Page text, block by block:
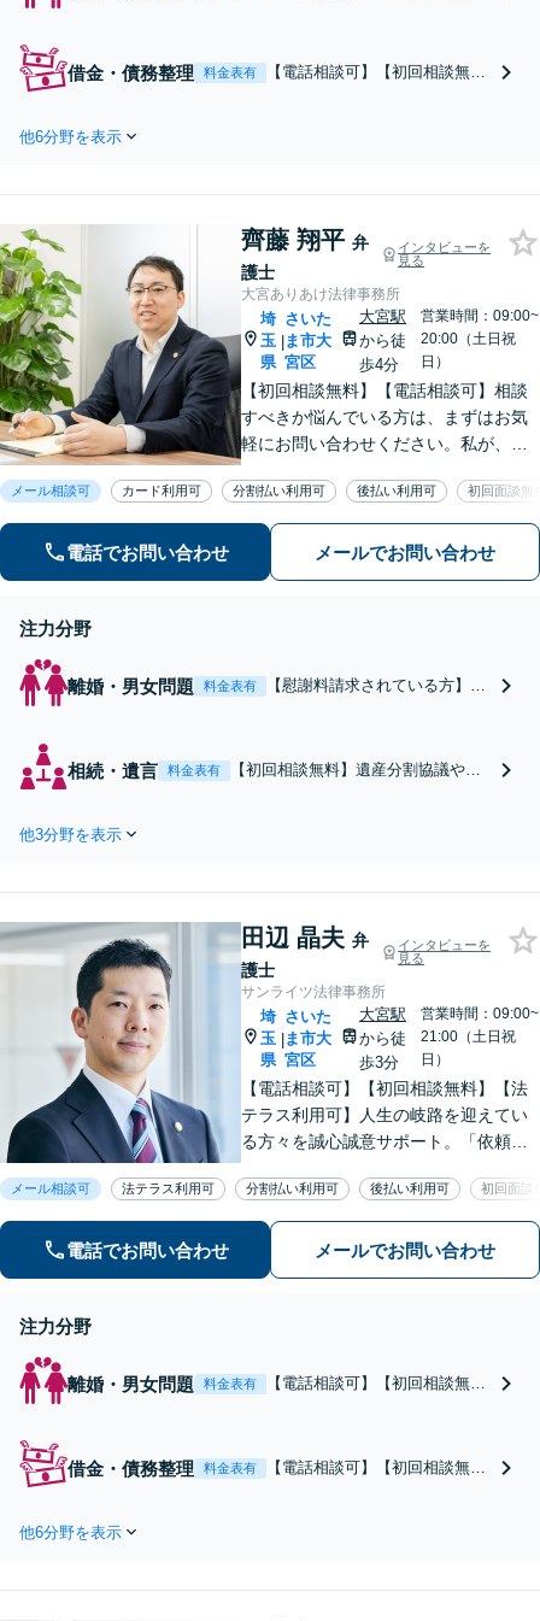
目指します。住宅ローンが絡む
財産分与／親権・面会交流／不
借金・債務整理 料金表有
【電話相談可】【初回相談無
をストップ。対話によりベスト
人破産も実績多数【完全個室】
【大宮駅3分】
他6分野を表示
齊藤 翔平 弁
護士
インタビューを
見る
大宮ありあけ法律事務所
埼
玉
県
|
さいた
ま市大
宮区
大宮駅
から徒
歩4分
営業時間：09:00~
20:00（土日祝
日）
【初回相談無料】【電話相談可】相談
すべきか悩んでいる方は、まずはお気
軽にお問い合わせください。私が、お
務所ならではの機動力を生かし、最善
の結果を獲得できるように尽力いたし
メール相談可 カード利用可 分割払い利用可 後払い利用可 初回面談無
電話でお問い合わせ メールでお問い合わせ
注力分野
離婚・男女問題 料金表有
【慰謝料請求されている方】不
気持ちに配慮しつつ、適切な金
額になるように交渉いたしま
相続・遺言 料金表有
【初回相談無料】遺産分割協議や調
財産が不明な場合も調査から対応し
他3分野を表示
田辺 晶夫 弁
護士
インタビューを
見る
サンライツ法律事務所
埼
玉
県
|
さいた
ま市大
宮区
大宮駅
から徒
歩3分
営業時間：09:00~
21:00（土日祝
日）
【電話相談可】【初回相談無料】【法
テラス利用可】人生の岐路を迎えてい
る方々を誠心誠意サポート。「依頼者
女問題／借金問題／相続／企業法務／
刑事事件／交通事故／労働問題など、
幅広く対応【完全個室】【大宮駅3分】
メール相談可 法テラス利用可 分割払い利用可 後払い利用可 初回面談
電話でお問い合わせ メールでお問い合わせ
注力分野
離婚・男女問題 料金表有
【電話相談可】【初回相談無
目指します。住宅ローンが絡む
財産分与／親権・面会交流／不
借金・債務整理 料金表有
【電話相談可】【初回相談無
をストップ。対話によりベスト
他6分野を表示